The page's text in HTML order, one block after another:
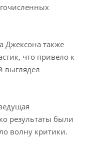
Джексона также
что привело к
выглядел
результаты были
волну критики.